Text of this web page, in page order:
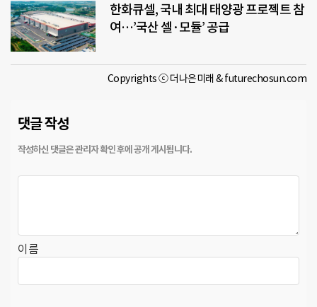
한화큐셀, 국내 최대 태양광 프로젝트 참
여…’국산 셀·모듈’ 공급
Copyrights ⓒ 더나은미래 & futurechosun.com
댓글 작성
이름